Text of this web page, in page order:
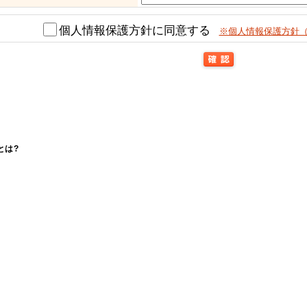
個人情報保護方針に同意する ※個人情報保護方針
は?